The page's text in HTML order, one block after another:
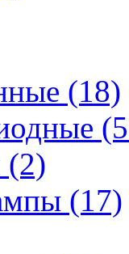
(18)
(2)
(17)